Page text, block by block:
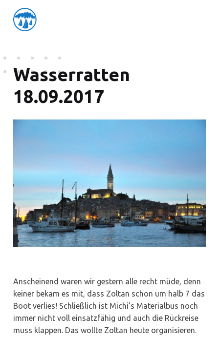
friedensflotte salzburg
Friedensflotte Salzburg
Wasserratten
18.09.2017
Anscheinend waren wir gestern alle recht müde, denn
keiner bekam es mit, dass Zoltan schon um halb 7 das
Boot verlies! Schließlich ist Michi’s Materialbus noch
immer nicht voll einsatzfähig und auch die Rückreise
muss klappen. Das wollte Zoltan heute organisieren.